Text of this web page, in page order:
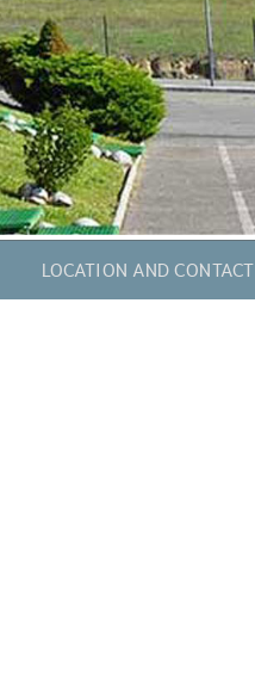
LOCATION AND CONTACT